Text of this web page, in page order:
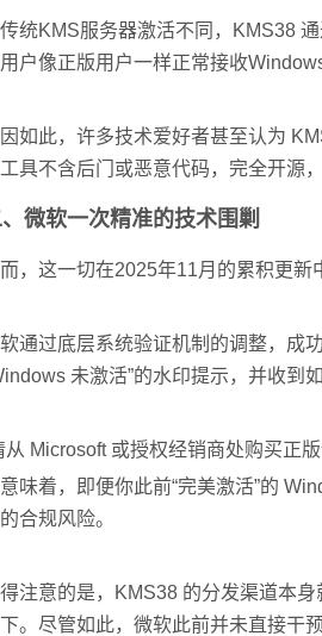
统KMS服务器激活不同，KMS38
户像正版用户一样正常接收
如此，许多技术爱好者甚至认为
具不含后门或恶意代码，完全开源
微软一次精准的技术围剿
，这一切在2025年11月的累积更新
通过底层系统验证机制的调整，成
未激活”的水印提示，并收到
从 Microsoft 或授权经销商处购买正
味着，即便你此前“完美激活”的
合规风险。
注意的是，KMS38 的分发渠道本
。尽管如此，微软此前并未直接干